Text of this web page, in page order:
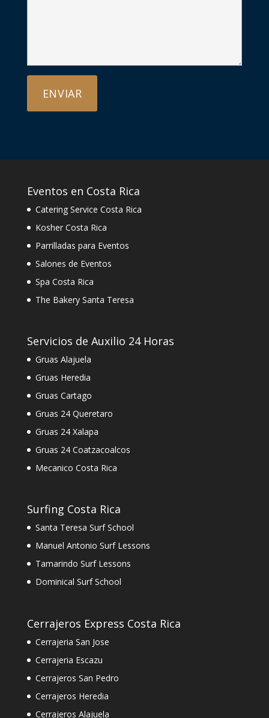
Eventos en Costa Rica
Catering Service Costa Rica
Kosher Costa Rica
Parrilladas para Eventos
Salones de Eventos
Spa Costa Rica
The Bakery Santa Teresa
Servicios de Auxilio 24 Horas
Gruas Alajuela
Gruas Heredia
Gruas Cartago
Gruas 24 Queretaro
Gruas 24 Xalapa
Gruas 24 Coatzacoalcos
Mecanico Costa Rica
Surfing Costa Rica
Santa Teresa Surf School
Manuel Antonio Surf Lessons
Tamarindo Surf Lessons
Dominical Surf School
Cerrajeros Express Costa Rica
Cerrajeria San Jose
Cerrajeria Escazu
Cerrajeros San Pedro
Cerrajeros Heredia
Cerrajeros Alajuela